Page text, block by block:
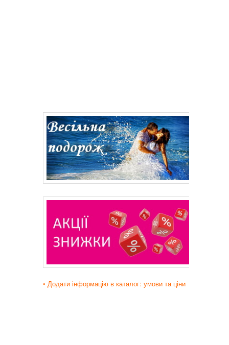
• Додати інформацію в каталог: умови та ціни